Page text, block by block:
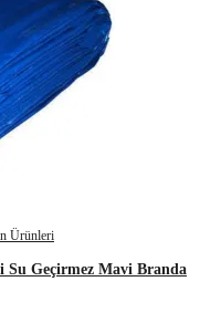
Ürünleri
Su Geçirmez Mavi Branda